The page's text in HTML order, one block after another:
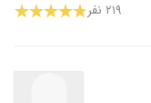
۲۱۹ نفر